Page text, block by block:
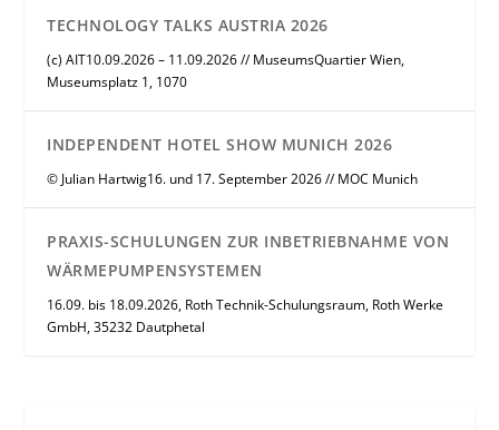
TECHNOLOGY TALKS AUSTRIA 2026
(c) AIT10.09.2026 – 11.09.2026 // MuseumsQuartier Wien,
Museumsplatz 1, 1070
INDEPENDENT HOTEL SHOW MUNICH 2026
© Julian Hartwig16. und 17. September 2026 // MOC Munich
PRAXIS-SCHULUNGEN ZUR INBETRIEBNAHME VON
WÄRMEPUMPENSYSTEMEN
16.09. bis 18.09.2026, Roth Technik-Schulungsraum, Roth Werke
GmbH, 35232 Dautphetal